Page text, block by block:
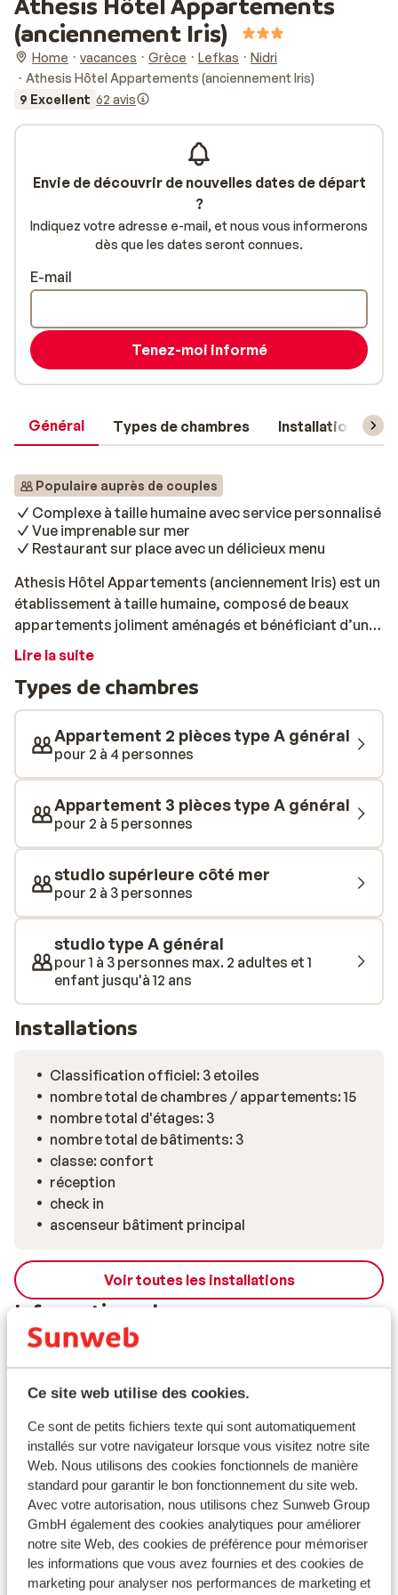
Ce site web utilise des cookies.
Ce sont de petits fichiers texte qui sont automatiquement
installés sur votre navigateur lorsque vous visitez notre site
Web. Nous utilisons des cookies fonctionnels de manière
standard pour garantir le bon fonctionnement du site web.
Avec votre autorisation, nous utilisons chez Sunweb Group
GmbH également des cookies analytiques pour améliorer
notre site Web, des cookies de préférence pour mémoriser
les informations que vous avez fournies et des cookies de
marketing pour analyser nos performances de marketing et
(anciennement Iris)
Home vacances Grèce Lefkas
Nidri
Athesis Hôtel Appartements (anciennement Iris)
9 Excellent 62 avis
Général Types de chambres Installations
Populaire auprès de couples
Complexe à taille humaine avec service personnalisé
Vue imprenable sur mer
Restaurant sur place avec un délicieux menu
Athesis Hôtel Appartements (anciennement Iris) est un
établissement à taille humaine, composé de beaux
appartements joliment aménagés et bénéficiant d’un
emplacement paisible. Depuis ici, vous profitez d’une
tranquillement à l’horizon. Vous rejoignez à votre
rythme le centre animé de Nidri, situé à distance de
marche et facilement accessible. Le complexe est
depuis de nombreuses années tenu par des
propriétaires chaleureux et attentionnés, qui vous
accueillent toujours avec le sourire. Ils savent créer une
véritable ambiance de vacances et partager de
précieux conseils sur la région. Après une journée
restauration, quelques snacks ou un rafraîchissement
bien frais. De quoi terminer la journée en beauté.
Lire la suite
Types de chambres
Appartement 2 pièces type A général
pour 2 à 4 personnes
Appartement 3 pièces type A général
pour 2 à 5 personnes
studio supérieure côté mer
pour 2 à 3 personnes
studio type A général
pour 1 à 3 personnes max. 2 adultes et 1
enfant jusqu'à 12 ans
Installations
Classification officiel: 3 etoiles
nombre total de chambres / appartements: 15
nombre total d'étages: 3
nombre total de bâtiments: 3
classe: confort
réception
check in
ascenseur bâtiment principal
Voir toutes les installations
Informations de voyage
Ce que les clients pensent
Ce sont des avis clients 100 % authentiques qui
reflètent fidèlement leur expérience avec notre
produit. En savoir plus sur les avis
9 Excellent
62 avis
Envie de découvrir de nouvelles dates de départ
?
Indiquez votre adresse e-mail, et nous vous informerons
dès que les dates seront connues.
E-mail
Tenez-moi informé